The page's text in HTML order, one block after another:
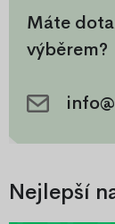
Máte
výběrem?
Nejlepší